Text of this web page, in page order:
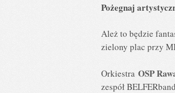
Pożegnaj
Ależ to będzie
zielony plac przy
Orkiestra OSP
zespół